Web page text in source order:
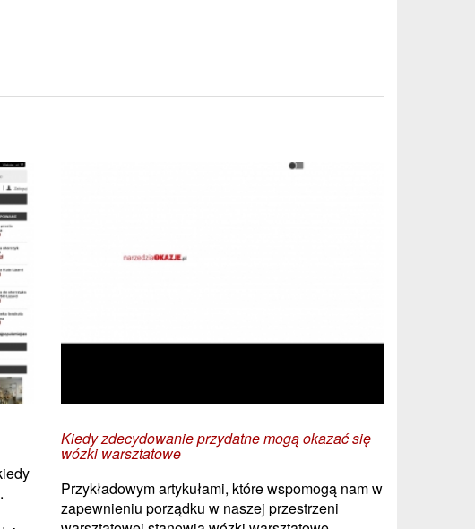
Kiedy zdecydowanie przydatne mogą okazać się
wózki warsztatowe
Przykładowym artykułami, które wspomogą nam w
zapewnieniu porządku w naszej przestrzeni